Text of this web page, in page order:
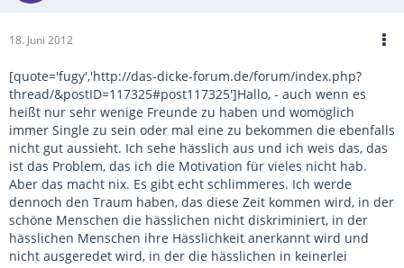
18. Juni 2012
[quote='fugy','http://das-dicke-forum.de/forum/index.php?
thread/&postID=117325#post117325']Hallo, - auch wenn es
heißt nur sehr wenige Freunde zu haben und womöglich
immer Single zu sein oder mal eine zu bekommen die ebenfalls
nicht gut aussieht. Ich sehe hässlich aus und ich weis das, das
ist das Problem, das ich die Motivation für vieles nicht hab.
Aber das macht nix. Es gibt echt schlimmeres. Ich werde
dennoch den Traum haben, das diese Zeit kommen wird, in der
schöne Menschen die hässlichen nicht diskriminiert, in der
hässlichen Menschen ihre Hässlichkeit anerkannt wird und
nicht ausgeredet wird, in der die hässlichen in keinerlei